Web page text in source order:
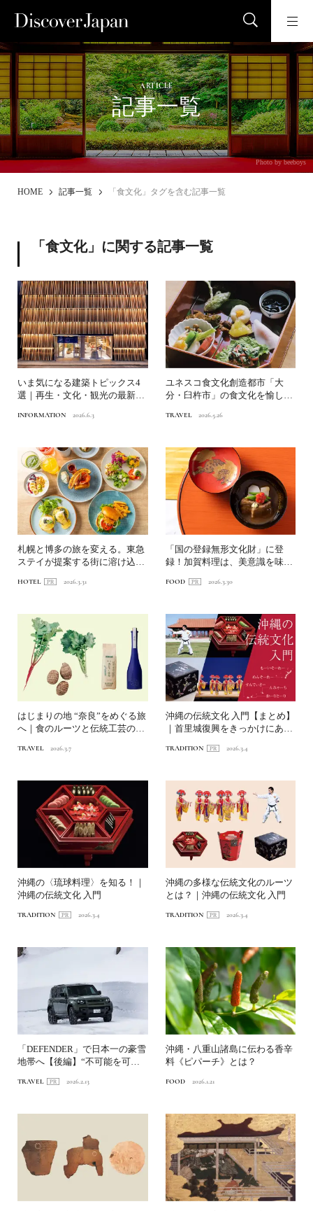
ARTICLE
記事一覧
Photo by beeboys
HOME 記事一覧 「食文化」タグを含む記事一覧
「食文化」に関する記事一覧
いま気になる建築トピックス4
選｜再生・文化・観光の最新ト
INFORMATION 2026.6.3
ユネスコ食文化創造都市「大
分・臼杵市」の食文化を愉しむ
TRAVEL 2026.5.26
札幌と博多の旅を変える。東急
ステイが提案する街に溶け込む
HOTEL 2026.3.31
「国の登録無形文化財」に登
録！加賀料理は、美意識を味わ
FOOD 2026.3.30
はじまりの地 “奈良”をめぐる旅
へ｜食のルーツと伝統工芸のお
TRAVEL 2026.3.7
沖縄の伝統文化 入門【まとめ】
｜首里城復興をきっかけにあら
TRADITION 2026.3.4
沖縄の〈琉球料理〉を知る！｜
沖縄の伝統文化 入門
TRADITION 2026.3.4
沖縄の多様な伝統文化のルーツ
とは？｜沖縄の伝統文化 入門
TRADITION 2026.3.4
「DEFENDER」で日本一の豪雪
地帯へ【後編】“不可能を可能
TRAVEL 2026.2.13
沖縄・八重山諸島に伝わる香辛
料《ピパーチ》とは？
FOOD 2026.1.21